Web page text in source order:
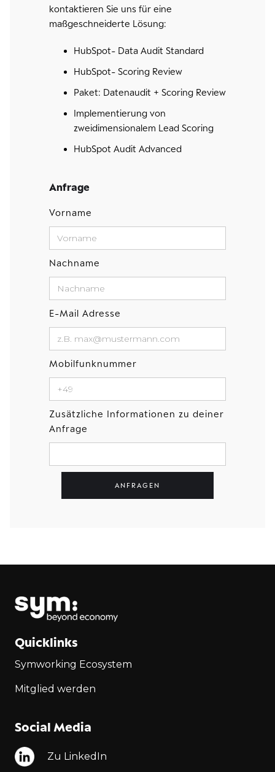
kontaktieren Sie uns für eine
maßgeschneiderte Lösung:
HubSpot- Data Audit Standard
HubSpot- Scoring Review
Paket: Datenaudit + Scoring Review
Implementierung von
zweidimensionalem Lead Scoring
HubSpot Audit Advanced
Anfrage
Vorname
Nachname
E-Mail Adresse
Mobilfunknummer
Zusätzliche Informationen zu deiner
Anfrage
Quicklinks
Symworking Ecosystem
Mitglied werden
Social Media
Zu LinkedIn